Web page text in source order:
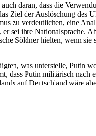
daran, dass die
Ziel der Auslöschung des
zu verdeutlichen, eine
sei ihre Nationalsprache.
Söldner hielten, wenn sie
was unterstelle, Putin
dass Putin militärisch nach
auf Deutschland wäre